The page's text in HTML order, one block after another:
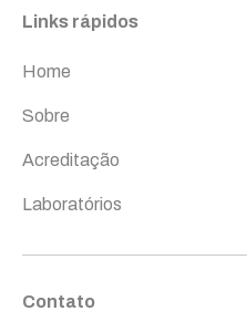
Links rápidos
Home
Sobre
Acreditação
Laboratórios
Contato